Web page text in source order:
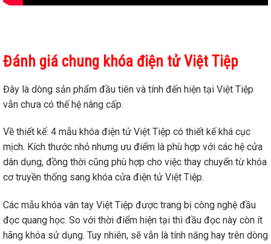
Đánh giá chung khóa điện tử Việt Tiệp
Đây là dòng sản phẩm đầu tiên và tính đến hiện tại Việt Tiệp
vẫn chưa có thế hệ nâng cấp.
Về thiết kế: 4 mẫu khóa điện tử Việt Tiệp có thiết kế khá cục
mịch. Kích thước nhỏ nhưng ưu điểm là phù hợp với các hệ cửa
dân dụng, đồng thời cũng phù hợp cho việc thay chuyển từ khóa
cơ truyền thống sang khóa cửa điện tử Việt Tiệp.
Các mẫu khóa vân tay Việt Tiệp được trang bị công nghệ đầu
đọc quang học. So với thời điểm hiện tại thì đầu đọc này còn ít
hãng khóa sử dụng. Tuy nhiên, sẽ vẫn là tính năng hay trên dòng